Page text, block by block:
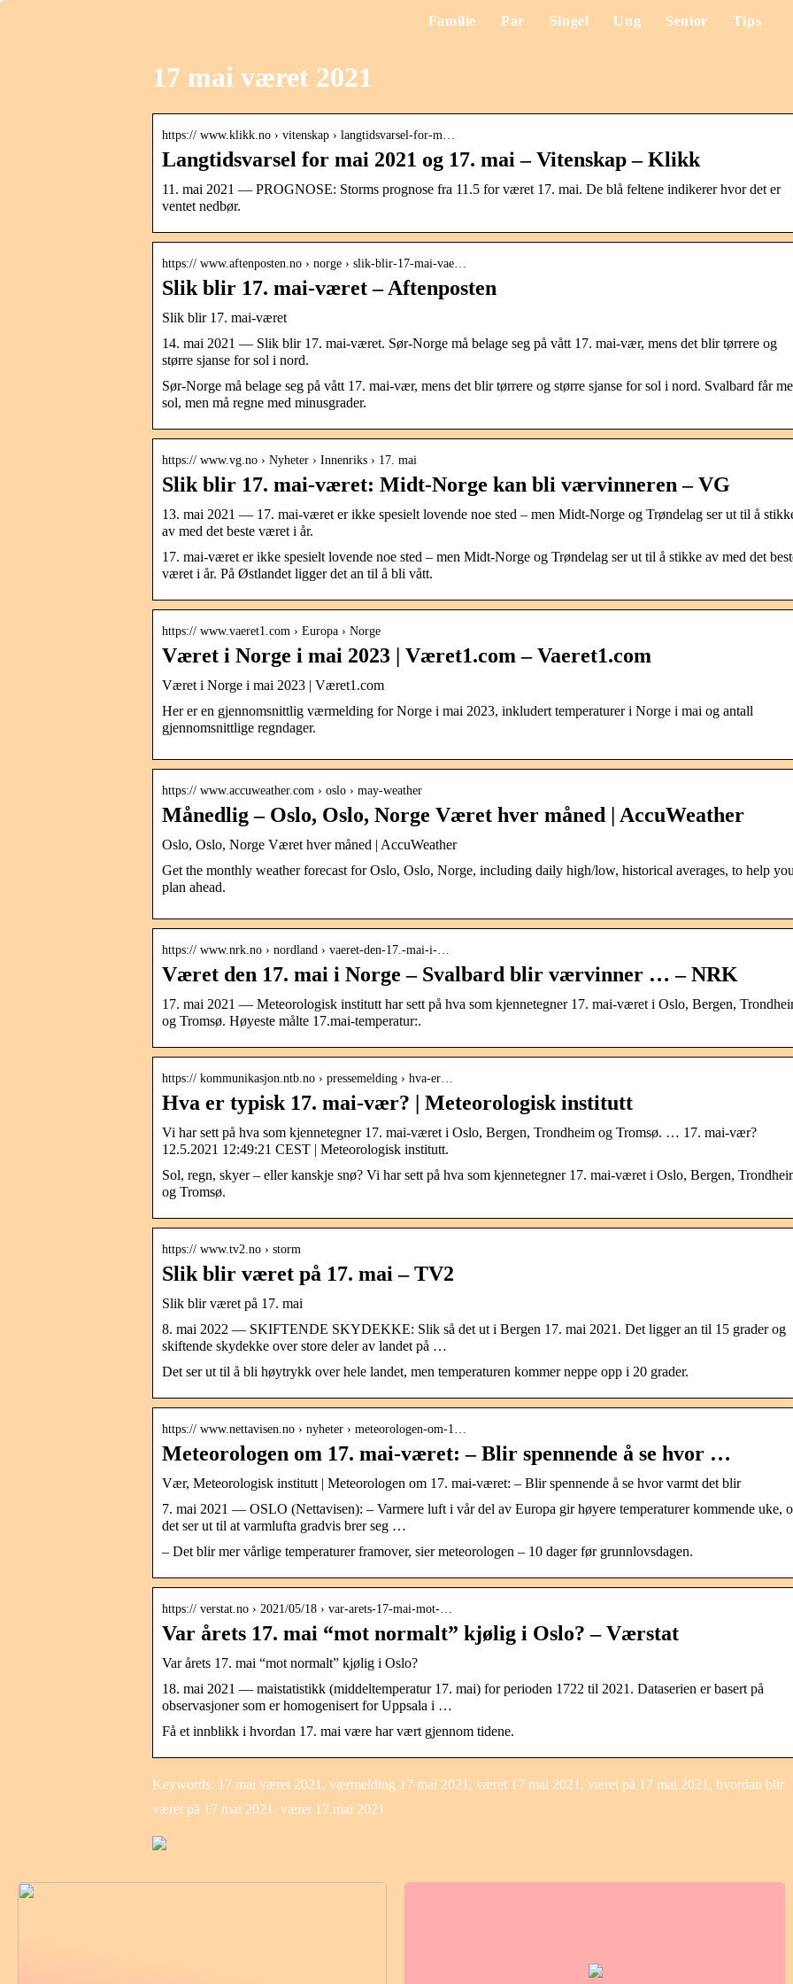
Familie Par Singel Ung Senior Tips
17 mai været 2021
https:// www.klikk.no › vitenskap › langtidsvarsel-for-m…
Langtidsvarsel for mai 2021 og 17. mai – Vitenskap – Klikk
11. mai 2021 — PROGNOSE: Storms prognose fra 11.5 for været 17. mai. De blå feltene indikerer hvor det er
ventet nedbør.
https:// www.aftenposten.no › norge › slik-blir-17-mai-vae…
Slik blir 17. mai-været – Aftenposten
Slik blir 17. mai-været
14. mai 2021 — Slik blir 17. mai-været. Sør-Norge må belage seg på vått 17. mai-vær, mens det blir tørrere og
større sjanse for sol i nord.
Sør-Norge må belage seg på vått 17. mai-vær, mens det blir tørrere og større sjanse for sol i nord. Svalbard får
sol, men må regne med minusgrader.
https:// www.vg.no › Nyheter › Innenriks › 17. mai
Slik blir 17. mai-været: Midt-Norge kan bli værvinneren – VG
13. mai 2021 — 17. mai-været er ikke spesielt lovende noe sted – men Midt-Norge og Trøndelag ser ut til å
av med det beste været i år.
17. mai-været er ikke spesielt lovende noe sted – men Midt-Norge og Trøndelag ser ut til å stikke av med det
været i år. På Østlandet ligger det an til å bli vått.
https:// www.vaeret1.com › Europa › Norge
Været i Norge i mai 2023 | Været1.com – Vaeret1.com
Været i Norge i mai 2023 | Været1.com
Her er en gjennomsnittlig værmelding for Norge i mai 2023, inkludert temperaturer i Norge i mai og antall
gjennomsnittlige regndager.
https:// www.accuweather.com › oslo › may-weather
Månedlig – Oslo, Oslo, Norge Været hver måned | AccuWeather
Oslo, Oslo, Norge Været hver måned | AccuWeather
Get the monthly weather forecast for Oslo, Oslo, Norge, including daily high/low, historical averages, to help
plan ahead.
https:// www.nrk.no › nordland › vaeret-den-17.-mai-i-…
Været den 17. mai i Norge – Svalbard blir værvinner … – NRK
17. mai 2021 — Meteorologisk institutt har sett på hva som kjennetegner 17. mai-været i Oslo, Bergen,
og Tromsø. Høyeste målte 17.mai-temperatur:.
https:// kommunikasjon.ntb.no › pressemelding › hva-er…
Hva er typisk 17. mai-vær? | Meteorologisk institutt
Vi har sett på hva som kjennetegner 17. mai-været i Oslo, Bergen, Trondheim og Tromsø. … 17. mai-vær?
12.5.2021 12:49:21 CEST | Meteorologisk institutt.
Sol, regn, skyer – eller kanskje snø? Vi har sett på hva som kjennetegner 17. mai-været i Oslo, Bergen,
og Tromsø.
https:// www.tv2.no › storm
Slik blir været på 17. mai – TV2
Slik blir været på 17. mai
8. mai 2022 — SKIFTENDE SKYDEKKE: Slik så det ut i Bergen 17. mai 2021. Det ligger an til 15 grader og
skiftende skydekke over store deler av landet på …
Det ser ut til å bli høytrykk over hele landet, men temperaturen kommer neppe opp i 20 grader.
https:// www.nettavisen.no › nyheter › meteorologen-om-1…
Meteorologen om 17. mai-været: – Blir spennende å se hvor …
Vær, Meteorologisk institutt | Meteorologen om 17. mai-været: – Blir spennende å se hvor varmt det blir
7. mai 2021 — OSLO (Nettavisen): – Varmere luft i vår del av Europa gir høyere temperaturer kommende uke,
det ser ut til at varmlufta gradvis brer seg …
– Det blir mer vårlige temperaturer framover, sier meteorologen – 10 dager før grunnlovsdagen.
https:// verstat.no › 2021/05/18 › var-arets-17-mai-mot-…
Var årets 17. mai “mot normalt” kjølig i Oslo? – Værstat
Var årets 17. mai “mot normalt” kjølig i Oslo?
18. mai 2021 — maistatistikk (middeltemperatur 17. mai) for perioden 1722 til 2021. Dataserien er basert på
observasjoner som er homogenisert for Uppsala i …
Få et innblikk i hvordan 17. mai være har vært gjennom tidene.
Keywords: 17 mai været 2021, værmelding 17 mai 2021, været 17 mai 2021, været på 17 mai 2021, hvordan blir
været på 17 mai 2021, været 17.mai 2021